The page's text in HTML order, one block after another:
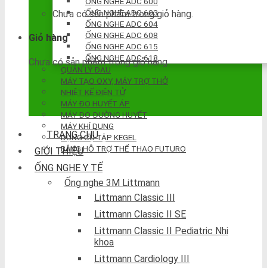
Chưa có sản phẩm trong giỏ hàng.
Giỏ hàng
Chưa có sản phẩm trong giỏ hàng.
ỐNG NGHE ADC 603
ỐNG NGHE ADC 604
ỐNG NGHE ADC 608
ỐNG NGHE ADC 615
ỐNG NGHE ADC 618
QUẢN LÝ ĐAU
MÁY TẠO OXY, MÁY TRỢ THỞ
NHIỆT KẾ ĐIỆN TỬ
MÁY ĐO HUYẾT ÁP
MÁY ĐO ĐƯỜNG HUYẾT
MÁY KHÍ DUNG
DỤNG CỤ TẬP KEGEL
BĂNG HỖ TRỢ THỂ THAO FUTURO
TRANG CHỦ
GIỚI THIỆU
ỐNG NGHE Y TẾ
Ống nghe 3M Littmann
Littmann Classic III
Littmann Classic II SE
Littmann Classic II Pediatric Nhi
khoa
Littmann Cardiology III